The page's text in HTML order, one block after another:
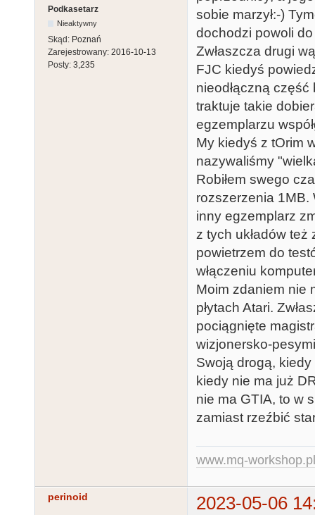
Podkasetarz
Nieaktywny
Skąd: Poznań
Zarejestrowany: 2016-10-13
Posty: 3,235
sobie marzył:-)
dochodzi powoli
Zwłaszcza drugi
FJC kiedyś
nieodłączną
traktuje takie
egzemplarzu
My kiedyś z tOrim
nazywaliśmy
Robiłem swego
rozszerzenia 1MB.
inny egzemplarz
z tych układów też
powietrzem do
włączeniu
Moim zdaniem nie
płytach Atari.
pociągnięte
wizjonersko-
Swoją drogą, kiedy
kiedy nie ma już
nie ma GTIA, to w
zamiast rzeźbić
www.mq-workshop.pl
perinoid 2023-05-06